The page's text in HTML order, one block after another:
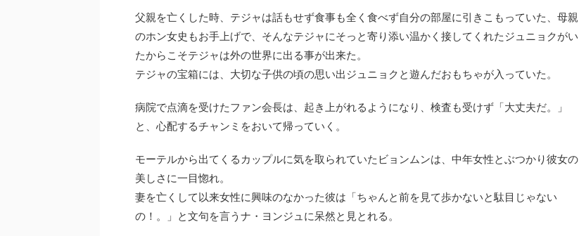
父親を亡くした時、テジャは話もせず食事も全く食べず自分の部屋に引きこもっていた、母親
のホン女史もお手上げで、そんなテジャにそっと寄り添い温かく接してくれたジュニョクがい
たからこそテジャは外の世界に出る事が出来た。
テジャの宝箱には、大切な子供の頃の思い出ジュニョクと遊んだおもちゃが入っていた。
病院で点滴を受けたファン会長は、起き上がれるようになり、検査も受けず「大丈夫だ。」
と、心配するチャンミをおいて帰っていく。
モーテルから出てくるカップルに気を取られていたビョンムンは、中年女性とぶつかり彼女の
美しさに一目惚れ。
妻を亡くして以来女性に興味のなかった彼は「ちゃんと前を見て歩かないと駄目じゃない
の！。」と文句を言うナ・ヨンジュに呆然と見とれる。